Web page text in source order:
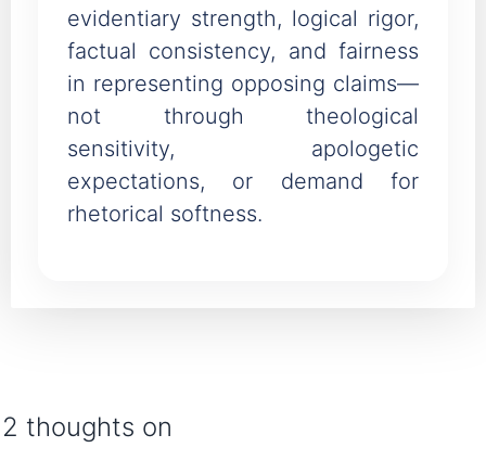
evidentiary strength, logical rigor,
factual consistency, and fairness
in representing opposing claims—
not through theological
sensitivity, apologetic
expectations, or demand for
rhetorical softness.
2 thoughts on